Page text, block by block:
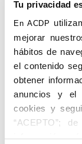
Tu privacidad
En ACDP
mejorar
hábitos de
el contenido
obtener
anuncios y el
cookies y
“ACEPTO”;
información
En el acto de
Alfonso Bullón
presidente de la
y monseñor
Será el
internacionales
Universidad
con la lección
Es